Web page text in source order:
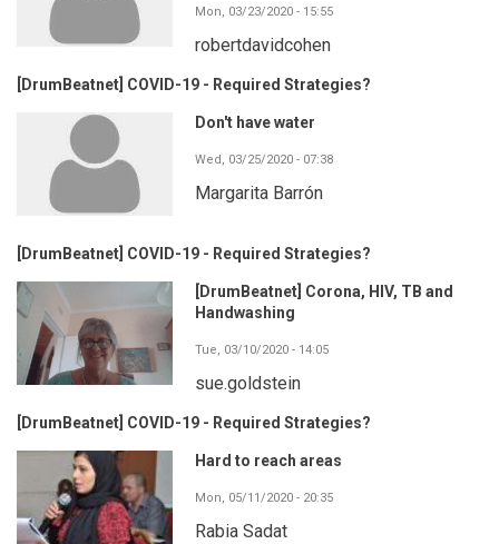
Mon, 03/23/2020 - 15:55
robertdavidcohen
[DrumBeatnet] COVID-19 - Required Strategies?
Don't have water
Wed, 03/25/2020 - 07:38
Margarita Barrón
[DrumBeatnet] COVID-19 - Required Strategies?
[DrumBeatnet] Corona, HIV, TB and
Handwashing
Tue, 03/10/2020 - 14:05
sue.goldstein
[DrumBeatnet] COVID-19 - Required Strategies?
Hard to reach areas
Mon, 05/11/2020 - 20:35
Rabia Sadat